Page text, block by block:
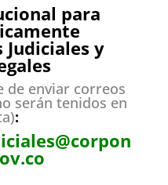
para
y
de enviar correos
serán tenidos en
: